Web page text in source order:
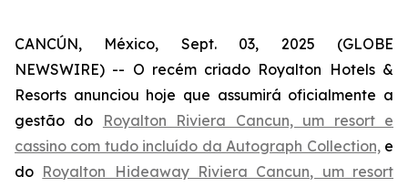
CANCÚN, México, Sept. 03, 2025 (GLOBE
NEWSWIRE) -- O recém criado Royalton Hotels &
Resorts anunciou hoje que assumirá oficialmente a
gestão do
Royalton Riviera Cancun, um resort e
cassino com tudo incluído da Autograph Collection,e
do Royalton Hideaway Riviera Cancun, um resort